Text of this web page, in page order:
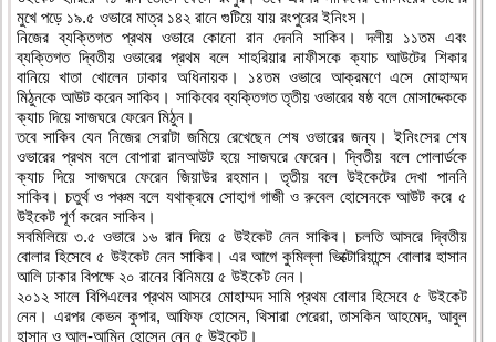
মুখে পড়ে ১৯.৫ ওভারে মাত্র ১৪২ রানে গুটিয়ে যায় রংপুরের ইনিংস।
নিজের ব্যক্তিগত প্রথম ওভারে কোনো রান দেননি সাকিব। দলীয় ১১তম এবং
ব্যক্তিগত দ্বিতীয় ওভারের প্রথম বলে শাহরিয়ার নাফীসকে ক্যাচ আউটের শিকার
বানিয়ে খাতা খোলেন ঢাকার অধিনায়ক। ১৪তম ওভারে আক্রমণে এসে মোহাম্মদ
মিঠুনকে আউট করেন সাকিব। সাকিবের ব্যক্তিগত তৃতীয় ওভারের ষষ্ঠ বলে মোসাদ্দেককে
ক্যাচ দিয়ে সাজঘরে ফেরেন মিঠুন।
তবে সাকিব যেন নিজের সেরাটা জমিয়ে রেখেছেন শেষ ওভারের জন্য। ইনিংসের শেষ
ওভারের প্রথম বলে বোপারা রানআউট হয়ে সাজঘরে ফেরেন। দ্বিতীয় বলে পোলার্ডকে
ক্যাচ দিয়ে সাজঘরে ফেরেন জিয়াউর রহমান। তৃতীয় বলে উইকেটের দেখা পাননি
সাকিব। চতুর্থ ও পঞ্চম বলে যথাক্রমে সোহাগ গাজী ও রুবেল হোসেনকে আউট করে ৫
উইকেট পূর্ণ করেন সাকিব।
সবমিলিয়ে ৩.৫ ওভারে ১৬ রান দিয়ে ৫ উইকেট নেন সাকিব। চলতি আসরে দ্বিতীয়
বোলার হিসেবে ৫ উইকেট নেন সাকিব। এর আগে কুমিল্লা ভিক্টোরিয়ান্সে বোলার হাসান
আলি ঢাকার বিপক্ষে ২০ রানের বিনিময়ে ৫ উইকেট নেন।
২০১২ সালে বিপিএলের প্রথম আসরে মোহাম্মদ সামি প্রথম বোলার হিসেবে ৫ উইকেট
নেন। এরপর কেভন কুপার, আফিফ হোসেন, থিসারা পেরেরা, তাসকিন আহমেদ, আবুল
হাসান ও আল-আমিন হোসেন নেন ৫ উইকেট।